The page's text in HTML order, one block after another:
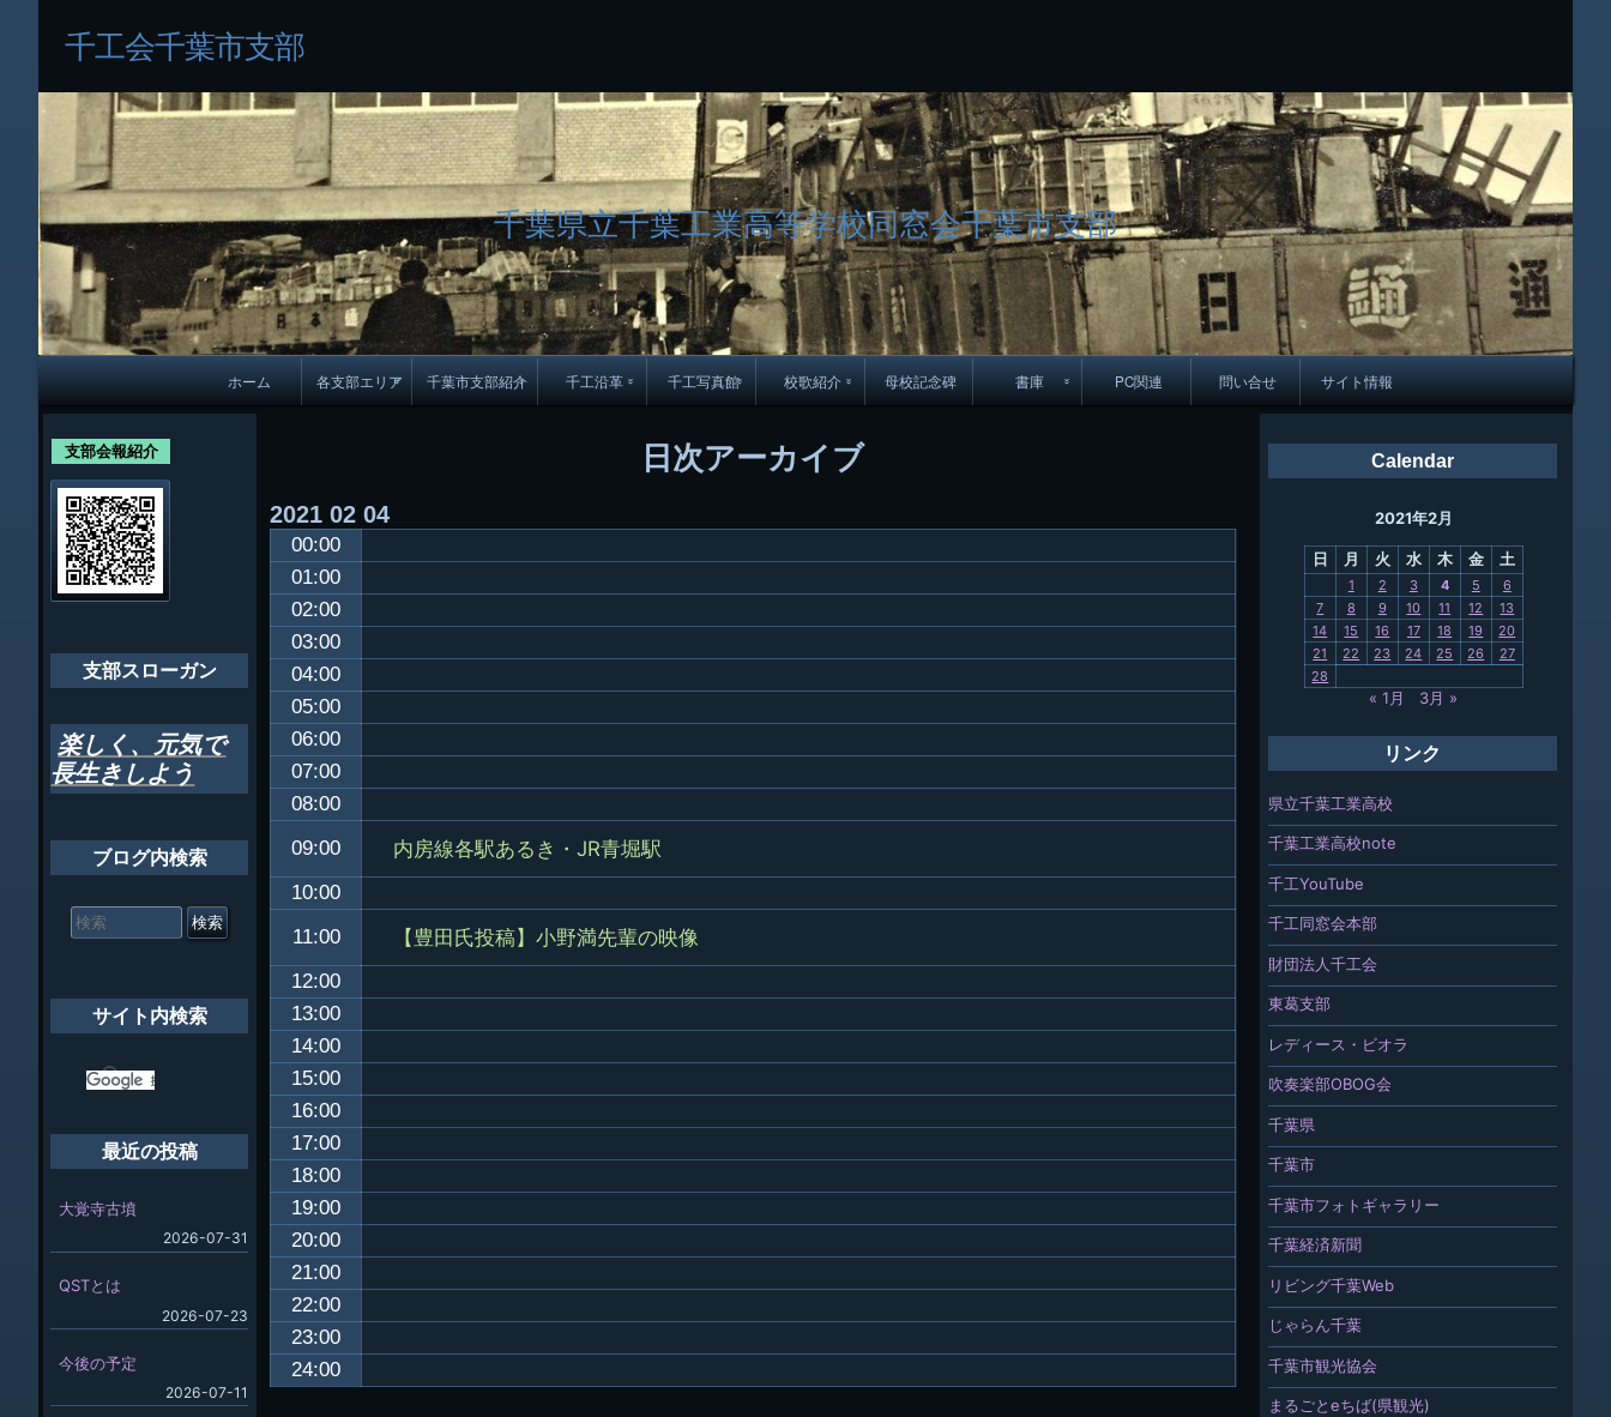
ツ
へ
ス
キ
ッ
プ
2
2
8
千工会千葉市支部
千葉県立千葉工業高等学校同窓会千葉市支部
メ
イ
ン
ナ
ビ
ゲ
ー
ョ
ン
ホーム 各支部エリア 千葉市支部紹介
千葉市支部組織図
年間行事
千工沿革
生実移転の歴史
景山校長回顧録
財団法人千工会
千工写真館
歴代校長
周年写真 35周年
50周年
千葉商業学校時代
バム
津田沼最後の体育祭
と文化祭
生実校舎以降 生実校舎の建設
生実校舎初期の実習
2008.08 生実校舎
校歌紹介
校歌
津田沼校歌
応援歌
県立千葉工業学校
第一応援歌
第三応援歌
2008千工マーチ記
念演奏会
母校記念碑 書庫
君待橋と母校
旧西支部会報「ちば
PC関連 問い合せ サイト情報
日次アーカイブ
2021 02 04
00:00
01:00
02:00
03:00
04:00
05:00
06:00
07:00
08:00
09:00
内房線各駅あるき・JR青堀駅
10:00
11:00
【豊田氏投稿】小野満先輩の映像
12:00
13:00
14:00
15:00
16:00
17:00
18:00
19:00
20:00
21:00
22:00
23:00
24:00
Calendar
2021年2月
日 月 火 水 木 金 土
1 2 3 4 5
6
7
8 9 10 11 12
13
14
15 16 17 18 19
20
21
22 23 24 25 26
27
28
« 1月 3月 »
リンク
県立千葉工業高校
千葉工業高校note
千工YouTube
千工同窓会本部
財団法人千工会
東葛支部
レディース・ビオラ
吹奏楽部OBOG会
千葉県
千葉市
千葉市フォトギャラリー
千葉経済新聞
リビング千葉Web
じゃらん千葉
千葉市観光協会
まるごとeちば(県観光)
支部会報紹介
支部スローガン
楽しく、元気で
長生きしよう
ブログ内検索
索
サイト内検索
最近の投稿
大覚寺古墳
2026-07-31
QSTとは
2026-07-23
今後の予定
2026-07-11